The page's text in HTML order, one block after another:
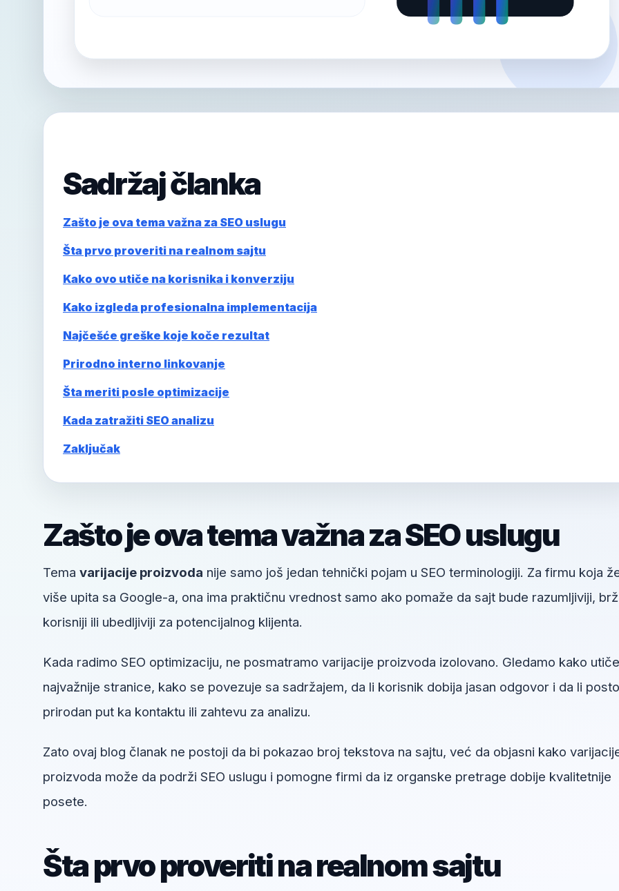
Sadržaj članka
Zašto je ova tema važna za SEO uslugu
Šta prvo proveriti na realnom sajtu
Kako ovo utiče na korisnika i konverziju
Kako izgleda profesionalna implementacija
Najčešće greške koje koče rezultat
Prirodno interno linkovanje
Šta meriti posle optimizacije
Kada zatražiti SEO analizu
Zaključak
Zašto je ova tema važna za SEO uslugu
Tema varijacije proizvoda nije samo još jedan tehnički pojam u SEO terminologiji. Za firmu koja
više upita sa Google-a, ona ima praktičnu vrednost samo ako pomaže da sajt bude razumljiviji,
korisniji ili ubedljiviji za potencijalnog klijenta.
Kada radimo SEO optimizaciju, ne posmatramo varijacije proizvoda izolovano. Gledamo kako
najvažnije stranice, kako se povezuje sa sadržajem, da li korisnik dobija jasan odgovor i da li
prirodan put ka kontaktu ili zahtevu za analizu.
Zato ovaj blog članak ne postoji da bi pokazao broj tekstova na sajtu, već da objasni kako
proizvoda može da podrži SEO uslugu i pomogne firmi da iz organske pretrage dobije kvalitetnije
posete.
Šta prvo proveriti na realnom sajtu